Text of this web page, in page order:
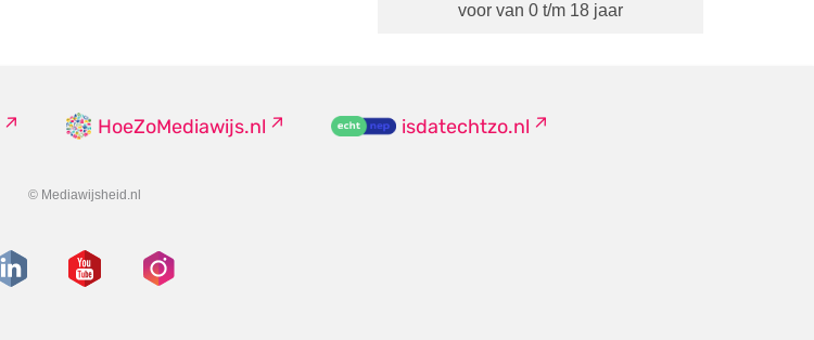
voor van 0 t/m 18 jaar
HoeZoMediawijs.nl isdatechtzo.nl
© Mediawijsheid.nl